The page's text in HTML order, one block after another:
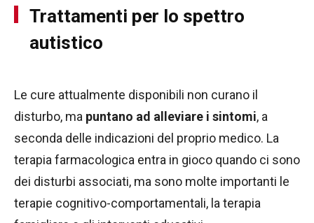
Trattamenti per lo spettro
autistico
Le cure attualmente disponibili non curano il
disturbo, ma puntano ad alleviare i sintomi, a
seconda delle indicazioni del proprio medico. La
terapia farmacologica entra in gioco quando ci sono
dei disturbi associati, ma sono molte importanti le
terapie cognitivo-comportamentali, la terapia